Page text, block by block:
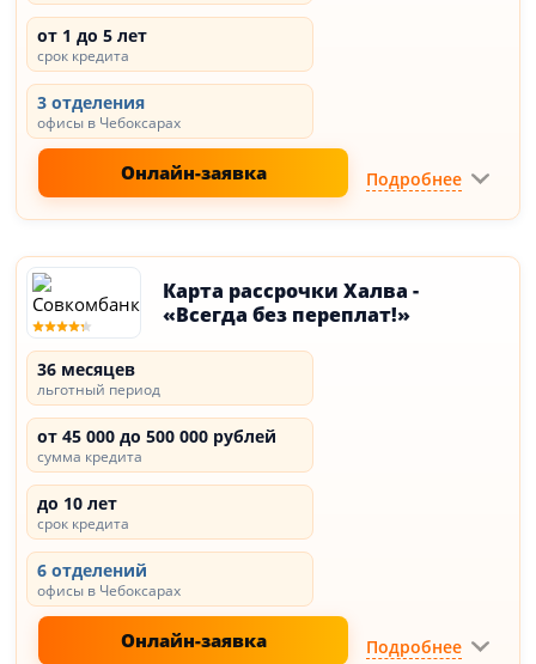
от 1 до 5 лет
срок кредита
3 отделения
офисы в Чебоксарах
Онлайн-заявка Подробнее
Карта рассрочки Халва -
«Всегда без переплат!»
36 месяцев
льготный период
от 45 000 до 500 000 рублей
сумма кредита
до 10 лет
срок кредита
6 отделений
офисы в Чебоксарах
Онлайн-заявка Подробнее